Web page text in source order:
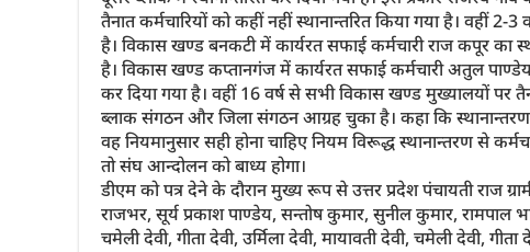
तैनात कर्मचारियों को कहीं नहीं स्थानान्तरित किया गया है। वहीं 2-
है। विकास खण्ड बनकटी में कार्यरत सफाई कर्मचारी राज कपूर का
है। विकास खण्ड कप्तानगंज में कार्यरत सफाई कर्मचारी अतुल
कर दिया गया है। वहीं 16 वर्ष से सभी विकास खण्ड मुख्यालयों पर
ब्लाक संगठन और जिला संगठन आग्रह चुका है। कहा कि
वह नियमानुसार सही होना चाहिए नियम विरूद्ध स्थानान्तरण से
तो संघ आन्दोलन को बाध्य होगा।
डीएम को पत्र देने के दौरान मुख्य रूप से उत्तर प्रदेश पंचायती राज
राजभर, सूर्य प्रकाश पाण्डेय, सन्तोष कुमार, सुनील कुमार, रामपाल
चमेली देवी, गीता देवी, उर्मिला देवी, मायावती देवी, चमेली देवी,